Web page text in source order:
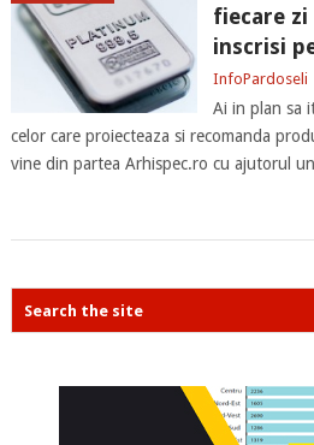
fiecare
inscrisi
InfoPardoseli
Ai in plan sa
celor care proiecteaza si recomanda
vine din partea Arhispec.ro cu ajutorul
POSTS
NAVIGATION